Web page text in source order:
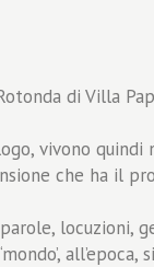
di Villa
vivono
che ha il
locuzioni,
all’epoca,